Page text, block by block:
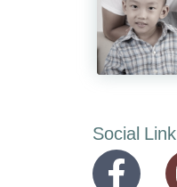
Social Link